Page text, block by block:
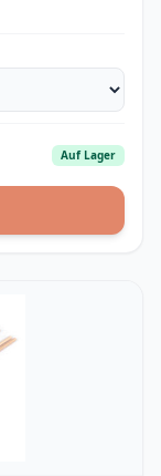
Auf Lager